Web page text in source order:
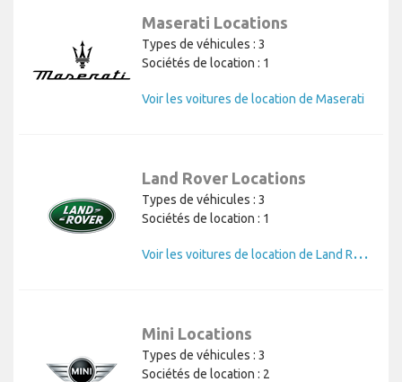
Maserati Locations
Types de véhicules : 3
Sociétés de location : 1
Voir les voitures de location de Maserati
Land Rover Locations
Types de véhicules : 3
Sociétés de location : 1
V
oir les voitures de location de Land Rover
Mini Locations
Types de véhicules : 3
Sociétés de location : 2